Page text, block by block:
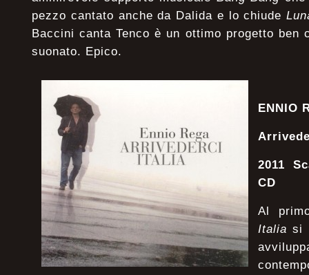
pezzo cantato anche da Dalida e lo chiude
Baccini canta Tenco è un ottimo progetto ben
suonato. Epico.
ENNIO
2011
CD
Al
Italia si